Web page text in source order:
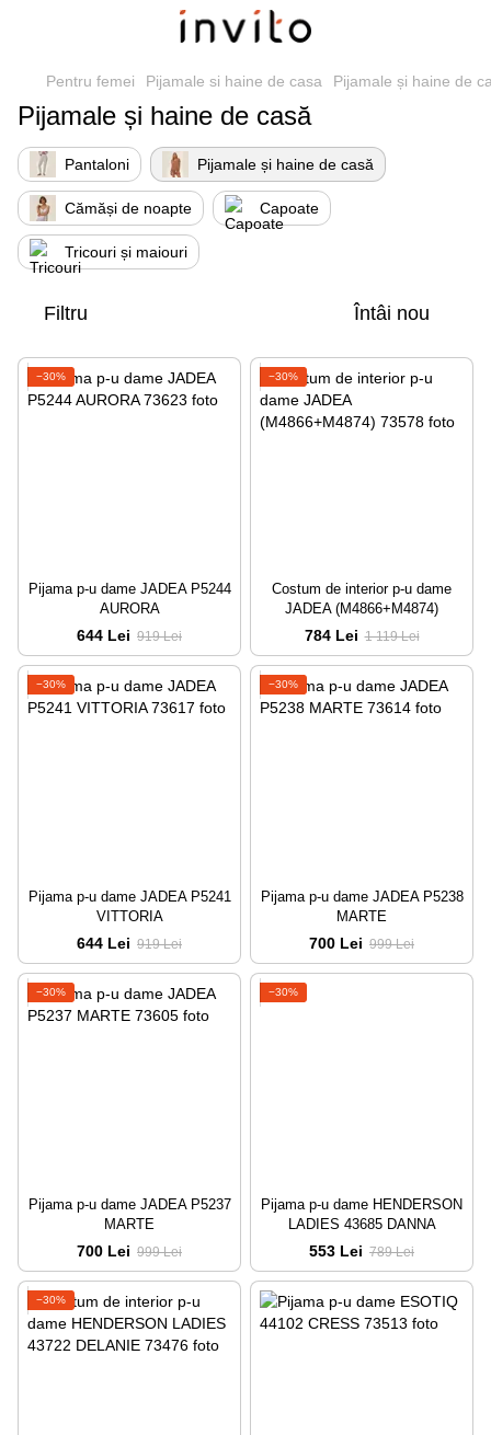
Pentru femei Pijamale si haine de casa Pijamale și haine de
Pijamale și haine de casă
Pantaloni Pijamale și haine de casă
Cămăși de noapte Capoate
Tricouri și maiouri
Filtru Întâi nou
−30%
Pijama p-u dame JADEA P5244
AURORA
644 Lei 919 Lei
−30%
Costum de interior p-u dame
JADEA (M4866+M4874)
784 Lei 1 119 Lei
−30%
Pijama p-u dame JADEA P5241
VITTORIA
644 Lei 919 Lei
−30%
Pijama p-u dame JADEA P5238
MARTE
700 Lei 999 Lei
−30%
Pijama p-u dame JADEA P5237
MARTE
700 Lei 999 Lei
−30%
Pijama p-u dame HENDERSON
LADIES 43685 DANNA
553 Lei 789 Lei
−30%